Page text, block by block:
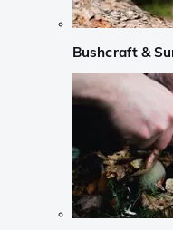
Bushcraft &